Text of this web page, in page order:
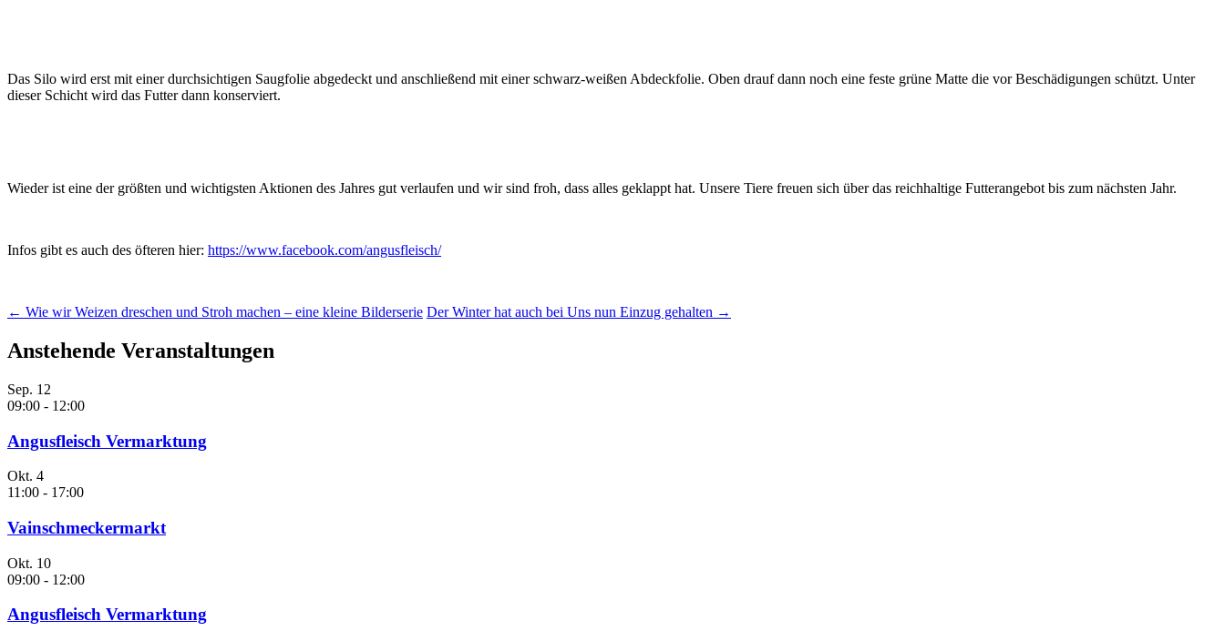
Das Silo wird erst mit einer durchsichtigen Saugfolie abgedeckt und anschließend mit einer schwarz-weißen Abdeckfolie. Oben drauf dann noch eine feste grüne Matte die vor Beschädigungen schützt. Unter
dieser Schicht wird das Futter dann konserviert.
Wieder ist eine der größten und wichtigsten Aktionen des Jahres gut verlaufen und wir sind froh, dass alles geklappt hat. Unsere Tiere freuen sich über das reichhaltige Futterangebot bis zum nächsten Jahr.
Infos gibt es auch des öfteren hier: https://www.facebook.com/angusfleisch/
Beitragsnavigation
← Wie wir Weizen dreschen und Stroh machen – eine kleine Bilderserie Der Winter hat auch bei Uns nun Einzug gehalten →
Anstehende Veranstaltungen
Sep. 12
09:00 - 12:00
Angusfleisch Vermarktung
Okt. 4
11:00 - 17:00
Vainschmeckermarkt
Okt. 10
09:00 - 12:00
Angusfleisch Vermarktung